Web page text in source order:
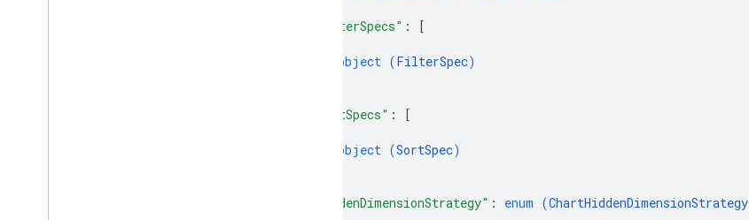
"filterSpecs" :
[
object (FilterSpec)
"sortSpecs" :
[
object (SortSpec)
"hiddenDimensionStrategy" : enum (ChartHiddenDimensionStrategy